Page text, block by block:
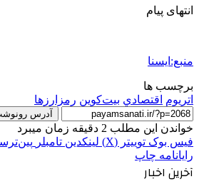
انتهای پیام
منبع:ایسنا
برچسب ها
اتریوم اقتصادي بیت‌کوین رمزارزها
آدرس
خواندن این مطلب 2 دقیقه زمان میبرد
فیس بوک توییتر (X) لینکدین ‫تامبلر
رایانامه چاپ
آخرین اخبار